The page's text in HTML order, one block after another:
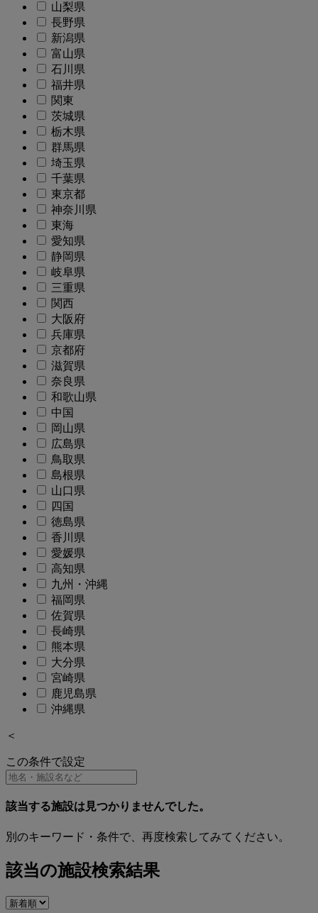
山梨県
長野県
新潟県
富山県
石川県
福井県
関東
茨城県
栃木県
群馬県
埼玉県
千葉県
東京都
神奈川県
東海
愛知県
静岡県
岐阜県
三重県
関西
大阪府
兵庫県
京都府
滋賀県
奈良県
和歌山県
中国
岡山県
広島県
鳥取県
島根県
山口県
四国
徳島県
香川県
愛媛県
高知県
九州・沖縄
福岡県
佐賀県
長崎県
熊本県
大分県
宮崎県
鹿児島県
沖縄県
＜
この条件で設定
該当する施設は見つかりませんでした。
別のキーワード・条件で、再度検索してみてください。
該当の施設検索結果